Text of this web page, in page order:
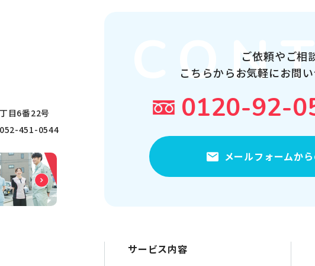
目6番22号
451-0544
ご依頼やご相
こちらからお気軽にお問
0120-92-
メールフォームか
サービス内容